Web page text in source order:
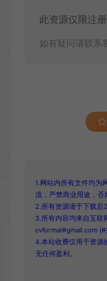
此资源仅限注
如有疑问请联系
1.网站内所有文件均为
流，严禁商业用途，否
2.所有资源请于下载后
3.所有内容均来自互联
cvformat#gmail.com (#
4.本站收费仅用于资源
无任何盈利。